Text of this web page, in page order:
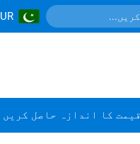
UR
قیمت کا اندازہ حاصل کریں